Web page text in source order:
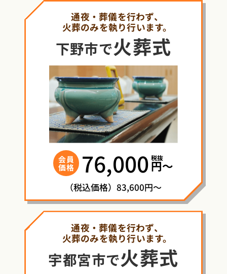
通夜・葬儀を行わず、
火葬のみを執り行います。
下野市で火葬式
会員
価格 76,000 税抜
円〜
（税込価格）83,600円～
通夜・葬儀を行わず、
火葬のみを執り行います。
宇都宮市で火葬式